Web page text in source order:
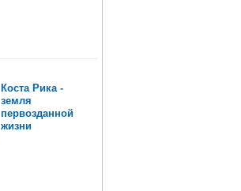
Коста Рика -
земля
первозданной
жизни